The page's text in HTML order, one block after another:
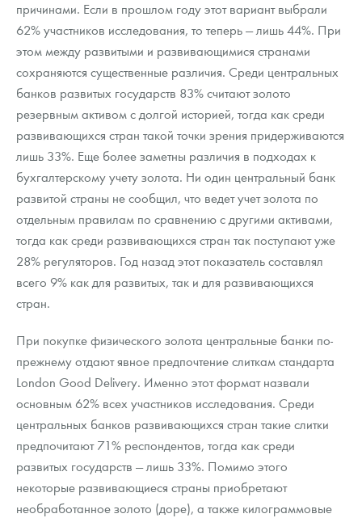
причинами. Если в прошлом году этот вариант выбрали
62% участников исследования, то теперь — лишь 44%. При
этом между развитыми и развивающимися странами
сохраняются существенные различия. Среди центральных
банков развитых государств 83% считают золото
резервным активом с долгой историей, тогда как среди
развивающихся стран такой точки зрения придерживаются
лишь 33%. Еще более заметны различия в подходах к
бухгалтерскому учету золота. Ни один центральный банк
развитой страны не сообщил, что ведет учет золота по
отдельным правилам по сравнению с другими активами,
тогда как среди развивающихся стран так поступают уже
28% регуляторов. Год назад этот показатель составлял
всего 9% как для развитых, так и для развивающихся
стран.
При покупке физического золота центральные банки по-
прежнему отдают явное предпочтение слиткам стандарта
London Good Delivery. Именно этот формат назвали
основным 62% всех участников исследования. Среди
центральных банков развивающихся стран такие слитки
предпочитают 71% респондентов, тогда как среди
развитых государств — лишь 33%. Помимо этого
некоторые развивающиеся страны приобретают
необработанное золото (доре), а также килограммовые